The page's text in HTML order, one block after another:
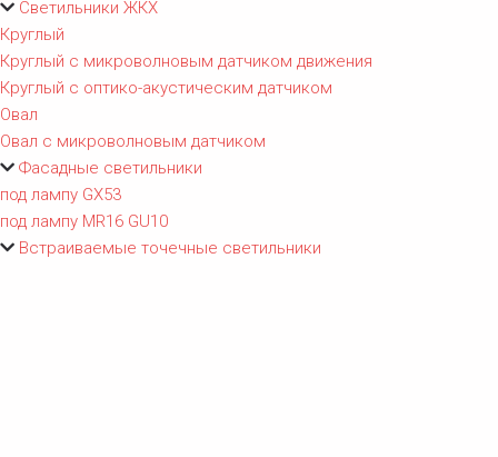
Светильники ЖКХ
Круглый
Круглый с микроволновым датчиком движения
Круглый с оптико-акустическим датчиком
Овал
Овал с микроволновым датчиком
Фасадные светильники
под лампу GX53
под лампу MR16 GU10
Встраиваемые точечные светильники